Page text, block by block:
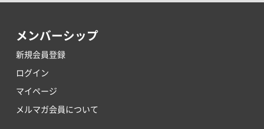
メンバーシップ
新規会員登録
ログイン
マイページ
メルマガ会員について